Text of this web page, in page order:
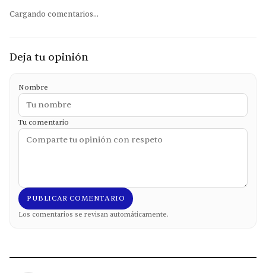
Cargando comentarios...
Deja tu opinión
Nombre
Tu comentario
PUBLICAR COMENTARIO
Los comentarios se revisan automáticamente.